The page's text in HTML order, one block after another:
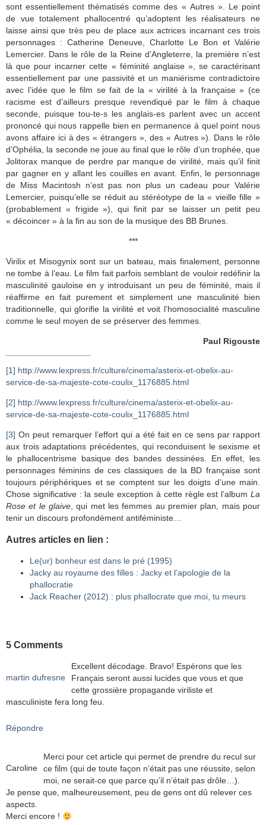
sont essentiellement thématisés comme des « Autres ». Le point
de vue totalement phallocentré qu’adoptent les réalisateurs ne
laisse ainsi que très peu de place aux actrices incarnant ces trois
personnages : Catherine Deneuve, Charlotte Le Bon et Valérie
Lemercier. Dans le rôle de la Reine d’Angleterre, la première n’est
là que pour incarner cette « féminité anglaise », se caractérisant
essentiellement par une passivité et un maniérisme contradictoire
avec l’idée que le film se fait de la « virilité à la française » (ce
racisme est d’ailleurs presque revendiqué par le film à chaque
seconde, puisque tou-te-s les anglais-es parlent avec un accent
prononcé qui nous rappelle bien en permanence à quel point nous
avons affaire ici à des « étrangers », des « Autres »). Dans le rôle
d’Ophélia, la seconde ne joue au final que le rôle d’un trophée, que
Jolitorax manque de perdre par manque de virilité, mais qu’il finit
par gagner en y allant les couilles en avant. Enfin, le personnage
de Miss Macintosh n’est pas non plus un cadeau pour Valérie
Lemercier, puisqu’elle se réduit au stéréotype de la « vieille fille »
(probablement « frigide »), qui finit par se laisser un petit peu
« décoincer » à la fin au son de la musique des BB Brunes.
***
Virilix et Misogynix sont sur un bateau, mais finalement, personne
ne tombe à l’eau. Le film fait parfois semblant de vouloir redéfinir la
masculinité gauloise en y introduisant un peu de féminité, mais il
réaffirme en fait purement et simplement une masculinité bien
traditionnelle, qui glorifie la virilité et voit l’homosocialité masculine
comme le seul moyen de se préserver des femmes.
Paul Rigouste
[1] http://www.lexpress.fr/culture/cinema/asterix-et-obelix-au-
service-de-sa-majeste-cote-coulix_1176885.html
[2] http://www.lexpress.fr/culture/cinema/asterix-et-obelix-au-
service-de-sa-majeste-cote-coulix_1176885.html
[3] On peut remarquer l’effort qui a été fait en ce sens par rapport
aux trois adaptations précédentes, qui reconduisent le sexisme et
le phallocentrisme basique des bandes dessinées. En effet, les
personnages féminins de ces classiques de la BD française sont
toujours périphériques et se comptent sur les doigts d’une main.
Chose significative : la seule exception à cette règle est l’album La
Rose et le glaive , qui met les femmes au premier plan, mais pour
tenir un discours profondément antiféministe…
Autres articles en lien :
Le(ur) bonheur est dans le pré (1995)
Jacky au royaume des filles : Jacky et l’apologie de la
phallocratie
Jack Reacher (2012) : plus phallocrate que moi, tu meurs
5 Comments
martin dufresne
Excellent décodage. Bravo! Espérons que les
Français seront aussi lucides que vous et que
cette grossière propagande viriliste et
masculiniste fera long feu.
Répondre
Caroline
Merci pour cet article qui permet de prendre du recul sur
ce film (qui de toute façon n’était pas une réussite, selon
moi, ne serait-ce que parce qu’il n’était pas drôle…).
Je pense que, malheureusement, peu de gens ont dû relever ces
aspects.
Merci encore !